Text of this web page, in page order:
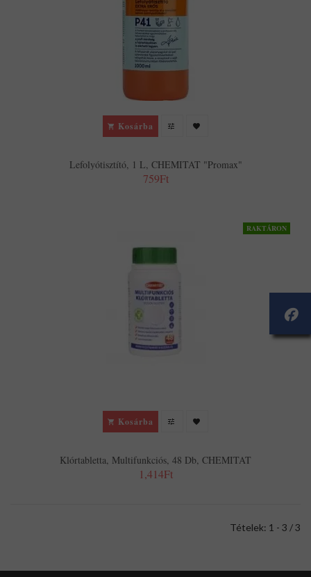
Kosárba
Lefolyótisztító, 1 L, CHEMITAT "Promax"
759Ft
RAKTÁRON
Kosárba
Klórtabletta, Multifunkciós, 48 Db, CHEMITAT
1,414Ft
Tételek: 1 - 3 / 3